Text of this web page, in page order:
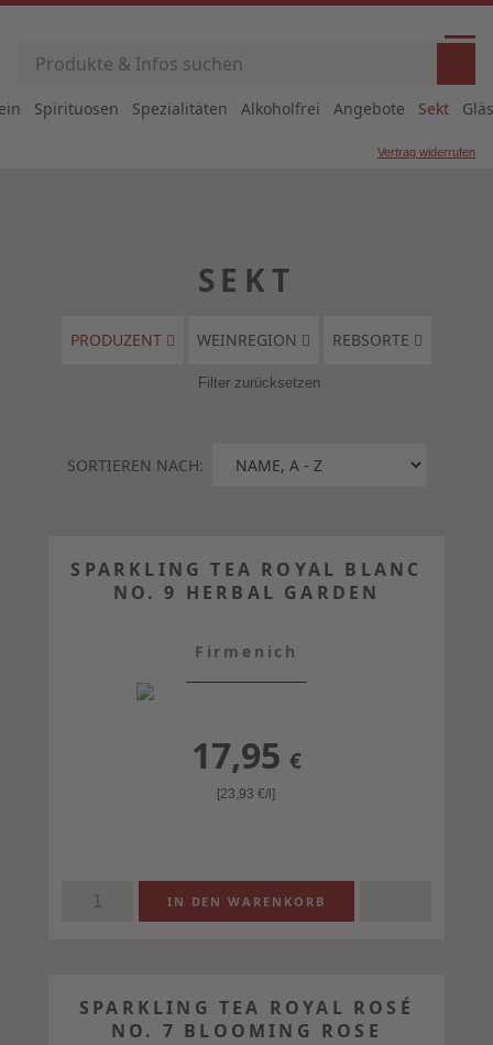
Spirituosen Spezialitäten Alkoholfrei Angebote Sekt
Vertrag widerrufen
SEKT
PRODUZENT WEINREGION REBSORTE
Filter zurücksetzen
SORTIEREN NACH:
SPARKLING TEA ROYAL BLANC
NO. 9 HERBAL GARDEN
Firmenich
17,95 €
[23,93€/l]
SPARKLING TEA ROYAL ROSÉ
NO. 7 BLOOMING ROSE